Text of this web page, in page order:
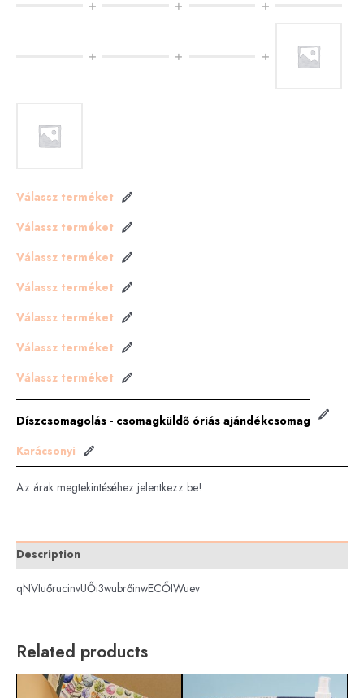
Válassz terméket
Válassz terméket
Válassz terméket
Válassz terméket
Válassz terméket
Válassz terméket
Válassz terméket
Díszcsomagolás - csomagküldő óriás ajándékcsomag
Karácsonyi
Az árak megtekintéséhez jelentkezz be!
Description
qNVIuőrucinvUŐi3wubrőinwECŐIWuev
Related products